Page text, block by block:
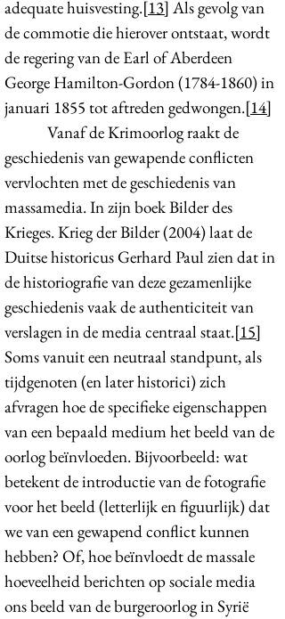
adequate huisvesting.[13] Als gevolg van
de commotie die hierover ontstaat, wordt
de regering van de Earl of Aberdeen
George Hamilton-Gordon(1784-1860)in
januari 1855 tot aftreden gedwongen.[14]
Vanaf de Krimoorlog raakt de
geschiedenis van gewapende conflicten
vervlochten met de geschiedenis van
massamedia. In zijn boek Bilder des
Krieges. Krieg der Bilder (2004) laat de
Duitse historicus Gerhard Paul zien dat in
de historiografie van deze gezamenlijke
geschiedenis vaak de authenticiteit van
verslagen in de media centraal staat.[15]
Soms vanuit een neutraal standpunt, als
tijdgenoten (en later historici) zich
afvragen hoe de specifieke eigenschappen
van een bepaald medium het beeld van de
oorlog beïnvloeden. Bijvoorbeeld: wat
betekent de introductie van de fotografie
voor het beeld (letterlijk en figuurlijk) dat
we van een gewapend conflict kunnen
hebben? Of, hoe beïnvloedt de massale
hoeveelheid berichten op sociale media
ons beeld van de burgeroorlog in Syrië